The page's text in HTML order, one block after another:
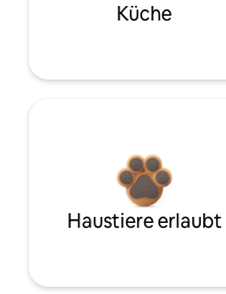
Küche
Haustiere erlaubt